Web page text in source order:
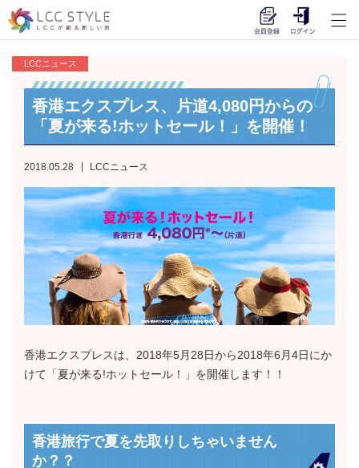
LCCニュース
香港エクスプレス、片道4,080円からの
「夏が来る!ホットセール！」を開催！
2018.05.28 LCCニュース
香港エクスプレスは、2018年5月28日から2018年6月4日にか
けて「夏が来る!ホットセール！」を開催します！！
香港旅行で夏を先取りしちゃいません
か？？